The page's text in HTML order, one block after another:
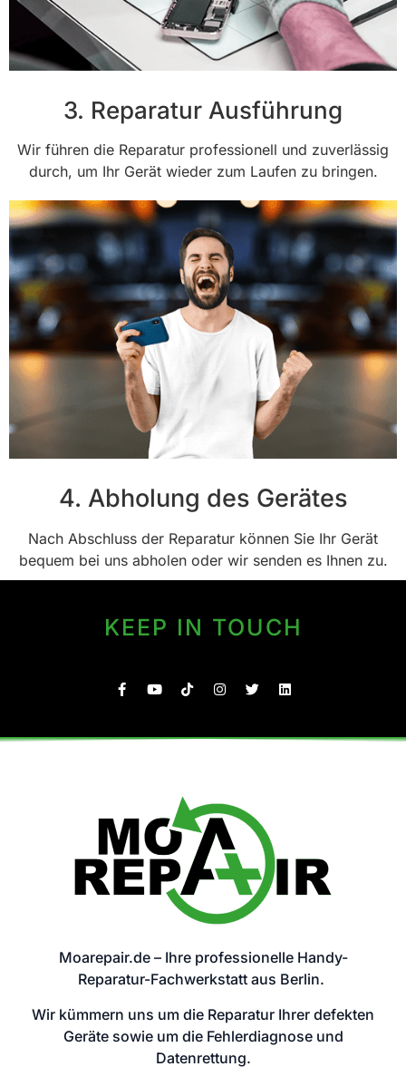
3. Reparatur Ausführung
Wir führen die Reparatur professionell und zuverlässig
durch, um Ihr Gerät wieder zum Laufen zu bringen.
4. Abholung des Gerätes
Nach Abschluss der Reparatur können Sie Ihr Gerät
bequem bei uns abholen oder wir senden es Ihnen zu.
KEEP IN TOUCH
Moarepair.de – Ihre professionelle Handy-
Reparatur-Fachwerkstatt aus Berlin.
Wir kümmern uns um die Reparatur Ihrer defekten
Geräte sowie um die Fehlerdiagnose und
Datenrettung.